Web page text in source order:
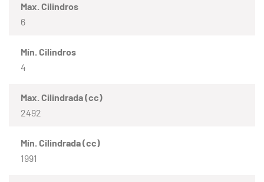
Max. Cilindros
6
Mín. Cilindros
4
Max. Cilindrada (cc)
2492
Mín. Cilindrada (cc)
1991